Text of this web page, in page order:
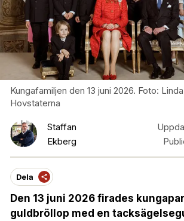
Kungafamiljen den 13 juni 2026. Foto:
Hovstaterna
Staffan
Ekberg
Dela
Den 13 juni 2026 firades
guldbröllop med en